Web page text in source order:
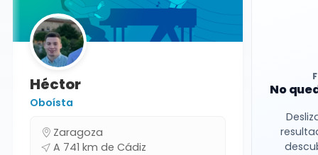
Héctor
Oboísta
Zaragoza
A 741 km de Cádiz
No